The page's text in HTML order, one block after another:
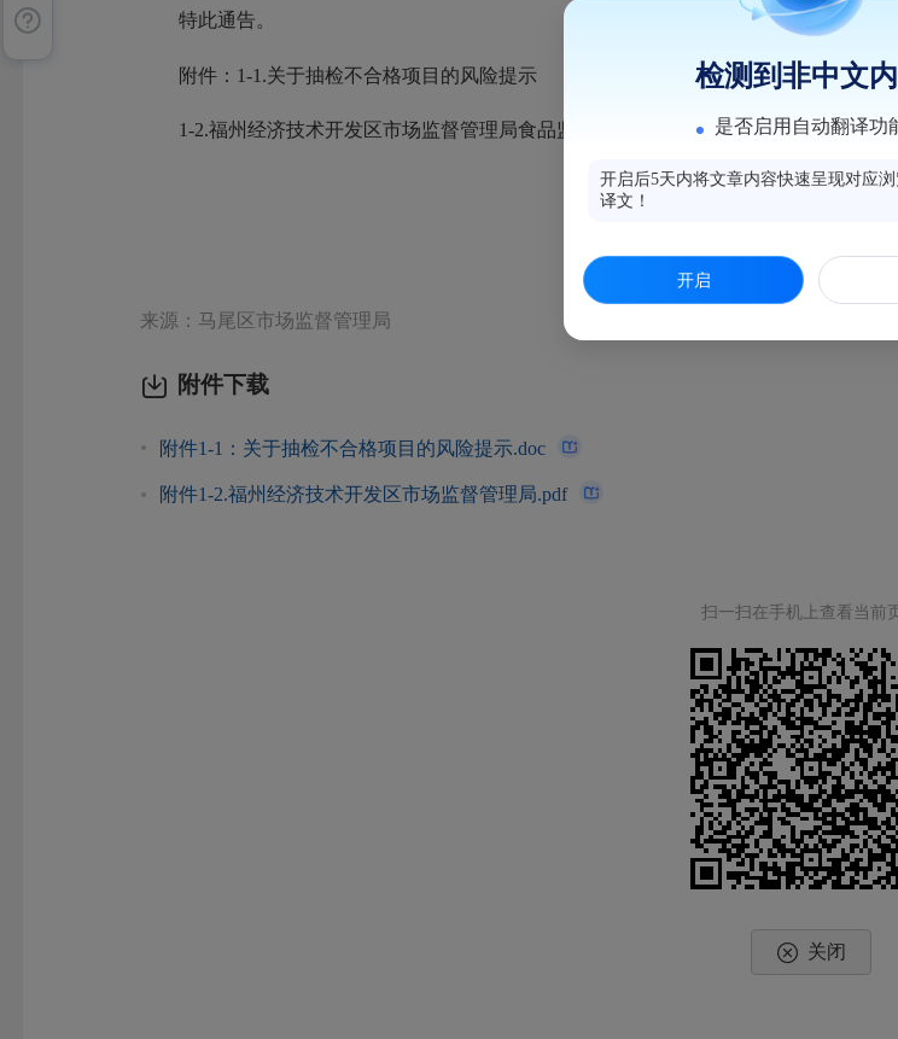
特此通告。
附件：1-1.关于抽检不合格项目的风险提示
1-2.福州经济技术开发区市场监督管理局食品监督抽检结果明细表（第一期）
来源：马尾区市场监督管理局
附件下载
附件1-1：关于抽检不合格项目的风险提示.doc
附件1-2.福州经济技术开发区市场监督管理局.pdf
扫一扫在手机上查看当前
关闭
检测到非中文
是否启用自动翻译功
开启后5天内将文章内容快速呈现对应
译文！
开启